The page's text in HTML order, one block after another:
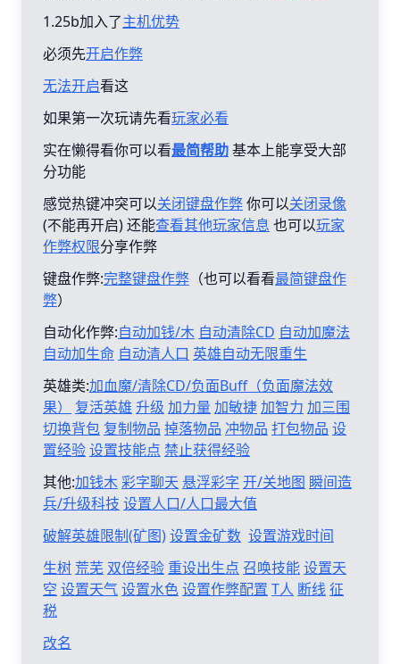
1.25b加入了主机优势
必须先开启作弊
无法开启看这
如果第一次玩请先看玩家必看
实在懒得看你可以看最简帮助基本上能享受大部
分功能
感觉热键冲突可以关闭键盘作弊你可以关闭录像
(不能再开启) 还能查看其他玩家信息 也可以玩家
作弊权限分享作弊
键盘作弊:完整键盘作弊 （也可以看看最简键盘作
弊）
自动化作弊:自动加钱/木 自动清除CD 自动加魔法
自动加生命 自动清人口 英雄自动无限重生
英雄类:加血魔/清除CD/负面Buff（负面魔法效
果）
复活英雄 升级 加力量 加敏捷加智力 加三围
切换背包 复制物品 掉落物品 冲物品 打包物品 设
置经验设置技能点 禁止获得经验
其他:加钱木彩字聊天 悬浮彩字 开/关地图 瞬间造
兵/升级科技 设置人口/人口最大值
破解英雄限制(矿图)设置金矿数 设置游戏时间
生树 荒芜 双倍经验 重设出生点 召唤技能设置天
空 设置天气设置水色设置作弊配置 T人 断线征
税
改名